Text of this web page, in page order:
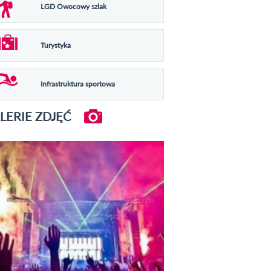
LGD Owocowy szlak
Turystyka
Infrastruktura sportowa
ZDJĘĆ